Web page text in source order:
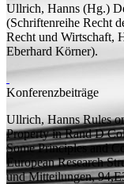
Ullrich, Hanns (Hg.)
(Schriftenreihe Recht
Recht und Wirtschaft,
Eberhard Körner).
Konferenzbeiträge
Ullrich, Hanns Rules
Property in Rand D
Some Principles and
European Research
und Mitteilungen,